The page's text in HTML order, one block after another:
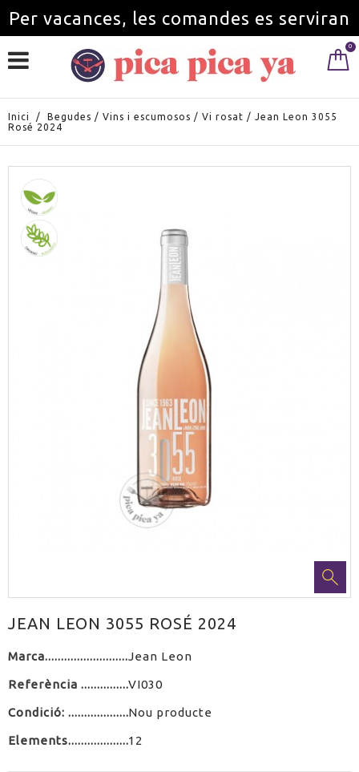
Per vacances, les comandes es serviran
a partir de l'1 de setembre.
0
Inici / Begudes / Vins i escumosos / Vi rosat / Jean Leon 3055
Rosé 2024
JEAN LEON 3055 ROSÉ 2024
Marca Jean Leon
Referència VI030
Condició: Nou producte
Elements 12